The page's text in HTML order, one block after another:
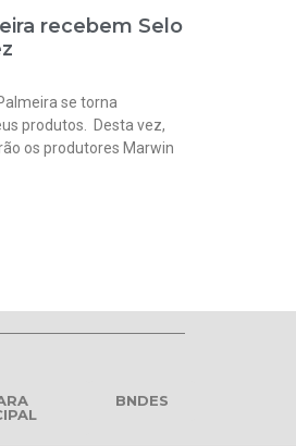
recebem Selo
se torna
produtos. Desta vez,
os produtores Marwin
BNDES